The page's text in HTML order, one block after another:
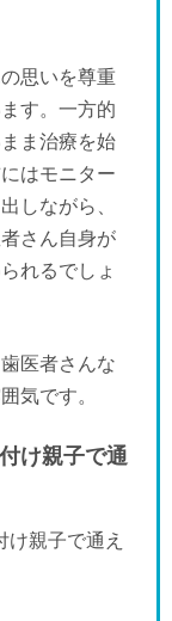
思いを尊重
す。一方的
ま治療を始
はモニター
しながら、
さん自身が
れるでしょ
医者さんな
気です。
け親子で通